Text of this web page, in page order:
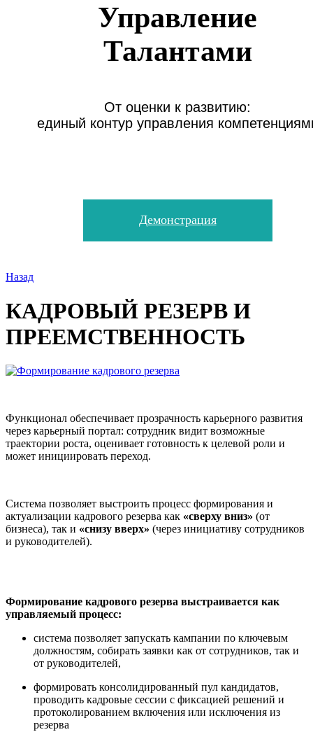
Управление
Талантами
От оценки к развитию:
единый контур управления
Демонстрация
Назад
КАДРОВЫЙ РЕЗЕРВ И
ПРЕЕМСТВЕННОСТЬ
Функционал обеспечивает прозрачность карьерного развития
через карьерный портал: сотрудник видит возможные
траектории роста, оценивает готовность к целевой роли и
может инициировать переход.
Система позволяет выстроить процесс формирования и
актуализации кадрового резерва как «сверху вниз» (от
бизнеса), так и «снизу вверх» (через инициативу сотрудников
и руководителей).
Формирование кадрового резерва выстраивается как
управляемый процесс:
система позволяет запускать кампании по ключевым
должностям, собирать заявки как от сотрудников, так и
от руководителей,
формировать консолидированный пул кандидатов,
проводить кадровые сессии с фиксацией решений и
протоколированием включения или исключения из
резерва